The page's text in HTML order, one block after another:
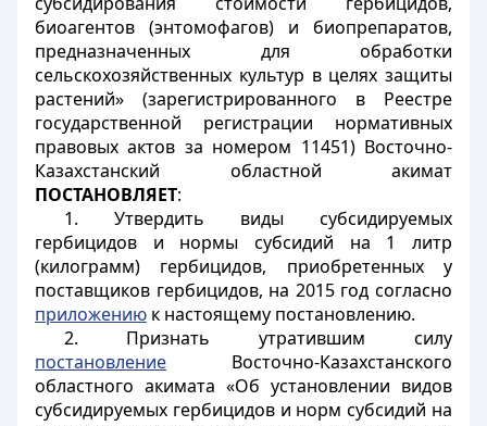
биоагентов (энтомофагов) и биопрепаратов,
предназначенных для обработки
сельскохозяйственных культур в целях защиты
растений» (зарегистрированного в Реестре
государственной регистрации нормативных
правовых актов за номером 11451) Восточно-
Казахстанский областной акимат
ПОСТАНОВЛЯЕТ:
1. Утвердить виды субсидируемых
гербицидов и нормы субсидий на 1 литр
(килограмм) гербицидов, приобретенных у
поставщиков гербицидов, на 2015 год согласно
приложению к настоящему постановлению.
2. Признать утратившим силу
постановление Восточно-Казахстанского
областного акимата «Об установлении видов
субсидируемых гербицидов и норм субсидий на